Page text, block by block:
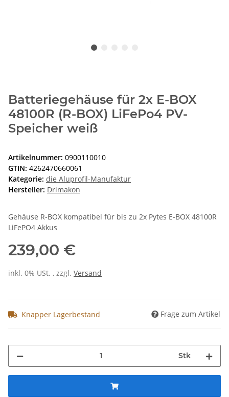
Batteriegehäuse für 2x E-BOX
48100R (R-BOX) LiFePo4 PV-
Speicher weiß
Artikelnummer: 0900110010
GTIN: 4262470660061
Kategorie: die Aluprofil-Manufaktur
Hersteller: Drimakon
Gehäuse R-BOX kompatibel für bis zu 2x Pytes E-BOX 48100R
LiFePO4 Akkus
239,00 €
inkl. 0% USt. , zzgl. Versand
Knapper Lagerbestand Frage zum Artikel
Stk